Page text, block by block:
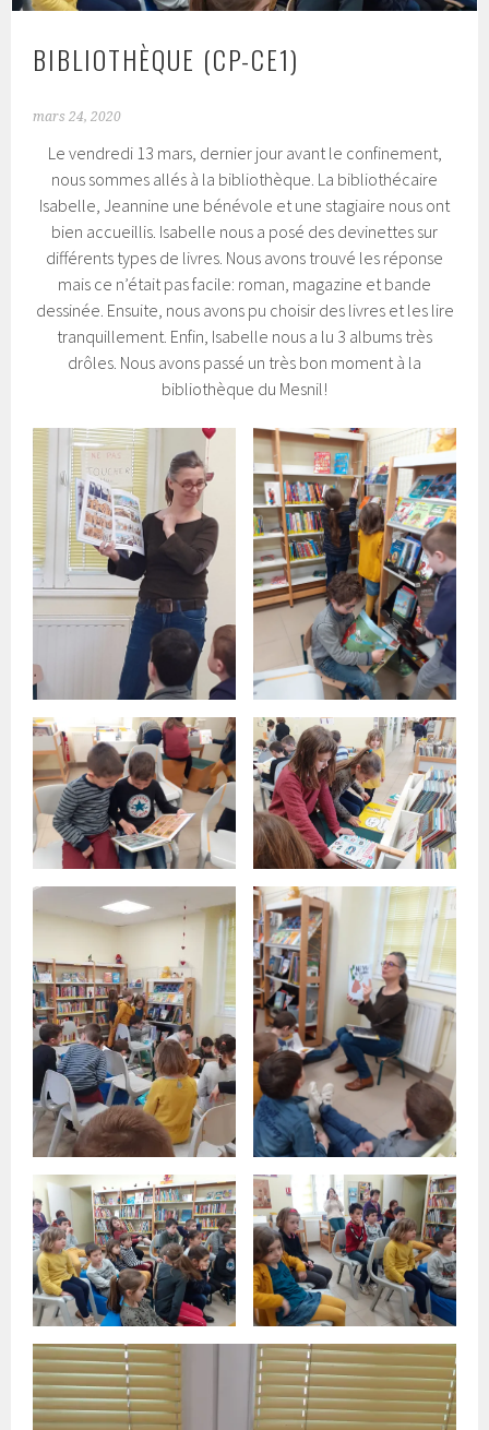
BIBLIOTHÈQUE (CP-CE1)
mars 24, 2020
Le vendredi 13 mars, dernier jour avant le confinement,
nous sommes allés à la bibliothèque. La bibliothécaire
Isabelle, Jeannine une bénévole et une stagiaire nous ont
bien accueillis. Isabelle nous a posé des devinettes sur
différents types de livres. Nous avons trouvé les réponse
mais ce n’était pas facile: roman, magazine et bande
dessinée. Ensuite, nous avons pu choisir des livres et les lire
tranquillement. Enfin, Isabelle nous a lu 3 albums très
drôles. Nous avons passé un très bon moment à la
bibliothèque du Mesnil!